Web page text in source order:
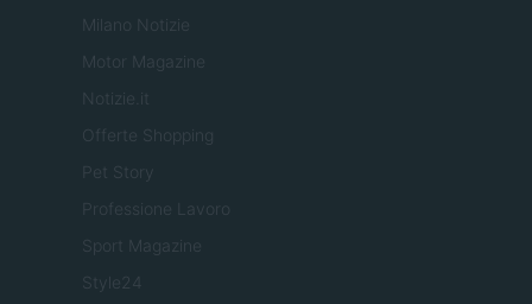
Milano Notizie
Motor Magazine
Notizie.it
Offerte Shopping
Pet Story
Professione Lavoro
Sport Magazine
Style24